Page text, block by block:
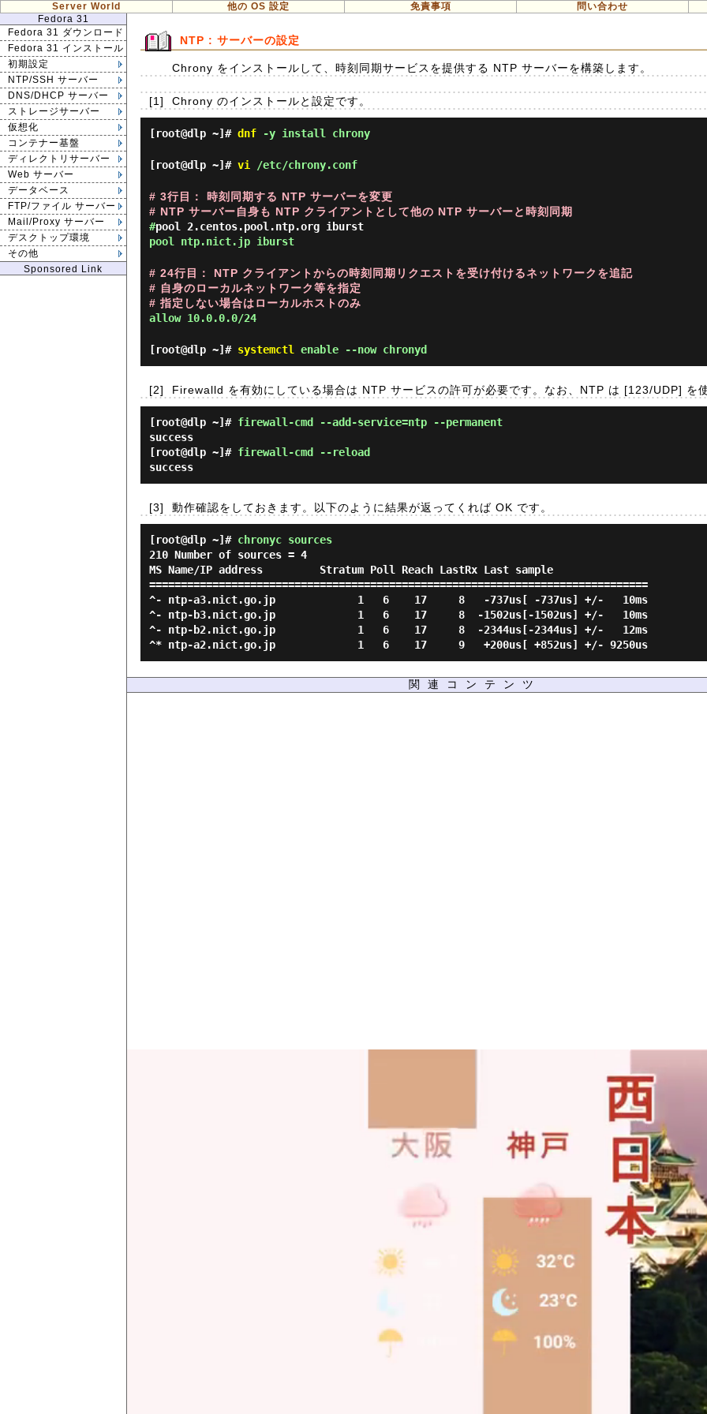
Server World 他の OS 設定 免責事項 問い合わせ
Fedora 31
Fedora 31 ダウンロード
Fedora 31 インストール
初期設定
NTP/SSH サーバー
DNS/DHCP サーバー
ストレージサーバー
仮想化
コンテナー基盤
ディレクトリサーバー
Web サーバー
データベース
FTP/ファイル サーバー
Mail/Proxy サーバー
デスクトップ環境
その他
Sponsored Link
NTP : サーバーの設定
Chrony をインストールして、時刻同期サービスを提供する NTP サーバーを構築します。
[1] Chrony のインストールと設定です。
[root@dlp ~]# dnf -y install chrony
[root@dlp ~]# vi /etc/chrony.conf
# 3行目： 時刻同期する NTP サーバーを変更
# NTP サーバー自身も NTP クライアントとして他の NTP サーバーと時刻同期
#pool 2.centos.pool.ntp.org iburst
pool ntp.nict.jp iburst
# 24行目： NTP クライアントからの時刻同期リクエストを受け付けるネットワークを追記
# 自身のローカルネットワーク等を指定
# 指定しない場合はローカルホストのみ
allow 10.0.0.0/24
[root@dlp ~]# systemctl enable --now chronyd
[2] Firewalld を有効にしている場合は NTP サービスの許可が必要です。なお、NTP は [123/UDP] を使
[root@dlp ~]# firewall-cmd --add-service=ntp --permanent
success
[root@dlp ~]# firewall-cmd --reload
success
[3] 動作確認をしておきます。以下のように結果が返ってくれば OK です。
[root@dlp ~]# chronyc sources
210 Number of sources = 4
MS Name/IP address         Stratum Poll Reach LastRx Last sample
===============================================================================
^- ntp-a3.nict.go.jp             1   6    17     8   -737us[ -737us] +/-   10ms
^- ntp-b3.nict.go.jp             1   6    17     8  -1502us[-1502us] +/-   10ms
^- ntp-b2.nict.go.jp             1   6    17     8  -2344us[-2344us] +/-   12ms
関連コンテンツ